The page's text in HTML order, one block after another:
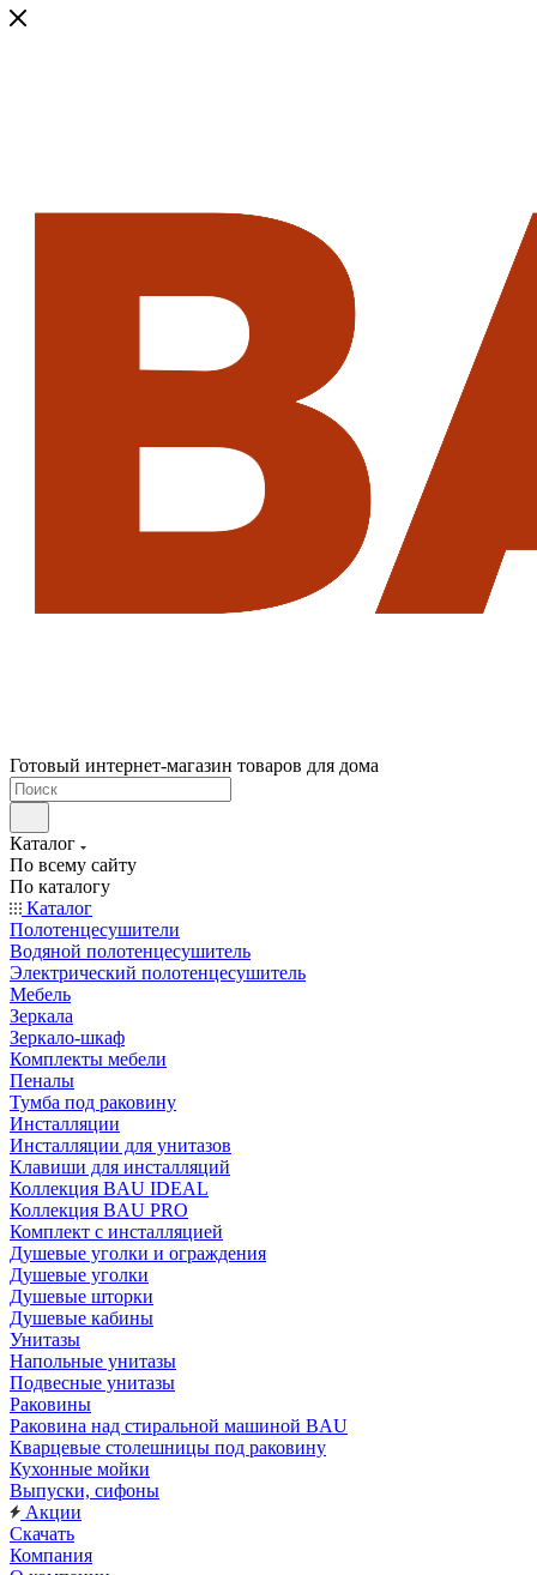
Готовый интернет-магазин товаров для дома
Каталог
По всему сайту
По каталогу
Каталог
Полотенцесушители
Водяной полотенцесушитель
Электрический полотенцесушитель
Мебель
Зеркала
Зеркало-шкаф
Комплекты мебели
Пеналы
Тумба под раковину
Инсталляции
Инсталляции для унитазов
Клавиши для инсталляций
Коллекция BAU IDEAL
Коллекция BAU PRO
Комплект с инсталляцией
Душевые уголки и ограждения
Душевые уголки
Душевые шторки
Душевые кабины
Унитазы
Напольные унитазы
Подвесные унитазы
Раковины
Раковина над стиральной машиной BAU
Кварцевые столешницы под раковину
Кухонные мойки
Выпуски, сифоны
Акции
Скачать
Компания